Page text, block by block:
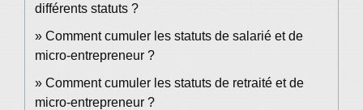
différents statuts ?
Comment cumuler les statuts de salarié et de
micro-entrepreneur ?
Comment cumuler les statuts de retraité et de
micro-entrepreneur ?